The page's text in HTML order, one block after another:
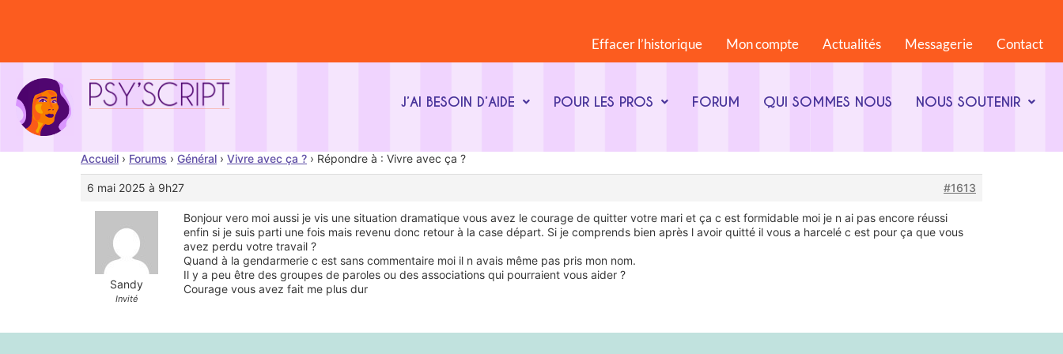
Effacer l’historique Mon compte Actualités Messagerie Contact
J’AI BESOIN D’AIDE POUR LES PROS FORUM QUI SOMMES NOUS NOUS SOUTENIR
Accueil › Forums › Général › Vivre avec ça ? › Répondre à : Vivre avec ça ?
6 mai 2025 à 9h27 #1613
Sandy
Invité
Bonjour vero moi aussi je vis une situation dramatique vous avez le courage de quitter votre mari et ça c est formidable moi je n ai pas encore réussi
enfin si je suis parti une fois mais revenu donc retour à la case départ. Si je comprends bien après l avoir quitté il vous a harcelé c est pour ça que vous
avez perdu votre travail ?
Quand à la gendarmerie c est sans commentaire moi il n avais même pas pris mon nom.
Il y a peu être des groupes de paroles ou des associations qui pourraient vous aider ?
Courage vous avez fait me plus dur